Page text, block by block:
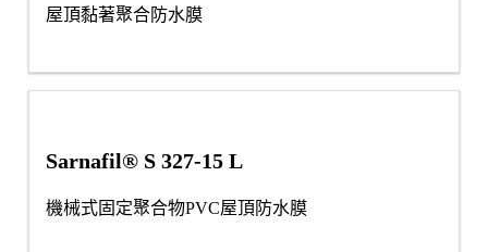
屋頂黏著聚合防水膜
Sarnafil® S 327-15 L
機械式固定聚合物PVC屋頂防水膜